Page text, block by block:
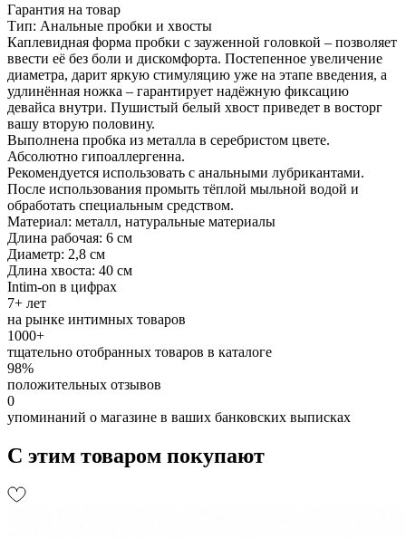
Гарантия на товар
Тип: Анальные пробки и хвосты
Каплевидная форма пробки с зауженной головкой – позволяет
ввести её без боли и дискомфорта. Постепенное увеличение
диаметра, дарит яркую стимуляцию уже на этапе введения, а
удлинённая ножка – гарантирует надёжную фиксацию
девайса внутри. Пушистый белый хвост приведет в восторг
вашу вторую половину.
Выполнена пробка из металла в серебристом цвете.
Абсолютно гипоаллергенна.
Рекомендуется использовать с анальными лубрикантами.
После использования промыть тёплой мыльной водой и
обработать специальным средством.
Материал: металл, натуральные материалы
Длина рабочая: 6 см
Диаметр: 2,8 см
Длина хвоста: 40 см
Intim-on в цифрах
7+ лет
на рынке интимных товаров
1000+
тщательно отобранных товаров в каталоге
98%
положительных отзывов
0
упоминаний о магазине в ваших банковских выписках
С этим товаром покупают